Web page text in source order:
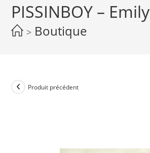
PISSINBOY – Emily
> Boutique
Produit précédent